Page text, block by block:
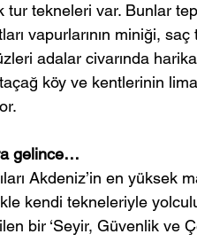
tur tekneleri var. Bunlar
vapurlarının miniği,
adalar civarında
köy ve kentlerinin
gelince…
Akdeniz’in en
kendi tekneleriyle
bir ‘Seyir, Güvenlik ve